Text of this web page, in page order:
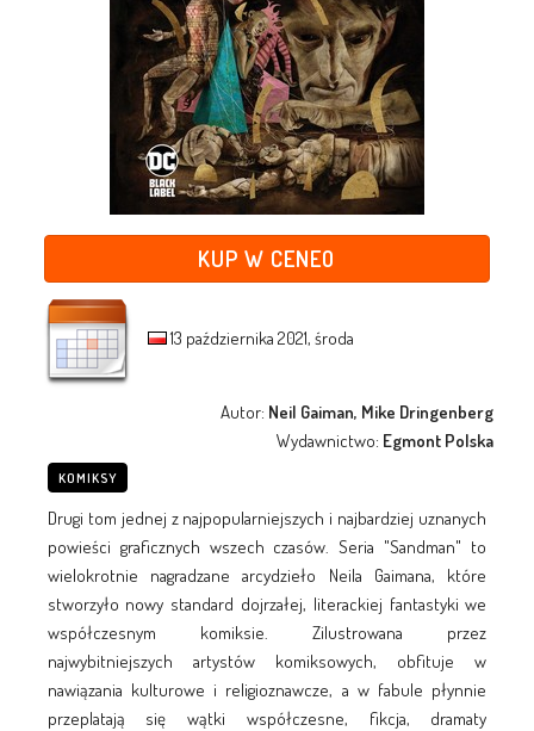
KUP W CENEO
13 października 2021, środa
Autor: Neil Gaiman, Mike Dringenberg
Wydawnictwo: Egmont Polska
KOMIKSY
Drugi tom jednej z najpopularniejszych i najbardziej uznanych
powieści graficznych wszech czasów. Seria "Sandman" to
wielokrotnie nagradzane arcydzieło Neila Gaimana, które
stworzyło nowy standard dojrzałej, literackiej fantastyki we
współczesnym komiksie. Zilustrowana przez
najwybitniejszych artystów komiksowych, obfituje w
nawiązania kulturowe i religioznawcze, a w fabule płynnie
przeplatają się wątki współczesne, fikcja, dramaty